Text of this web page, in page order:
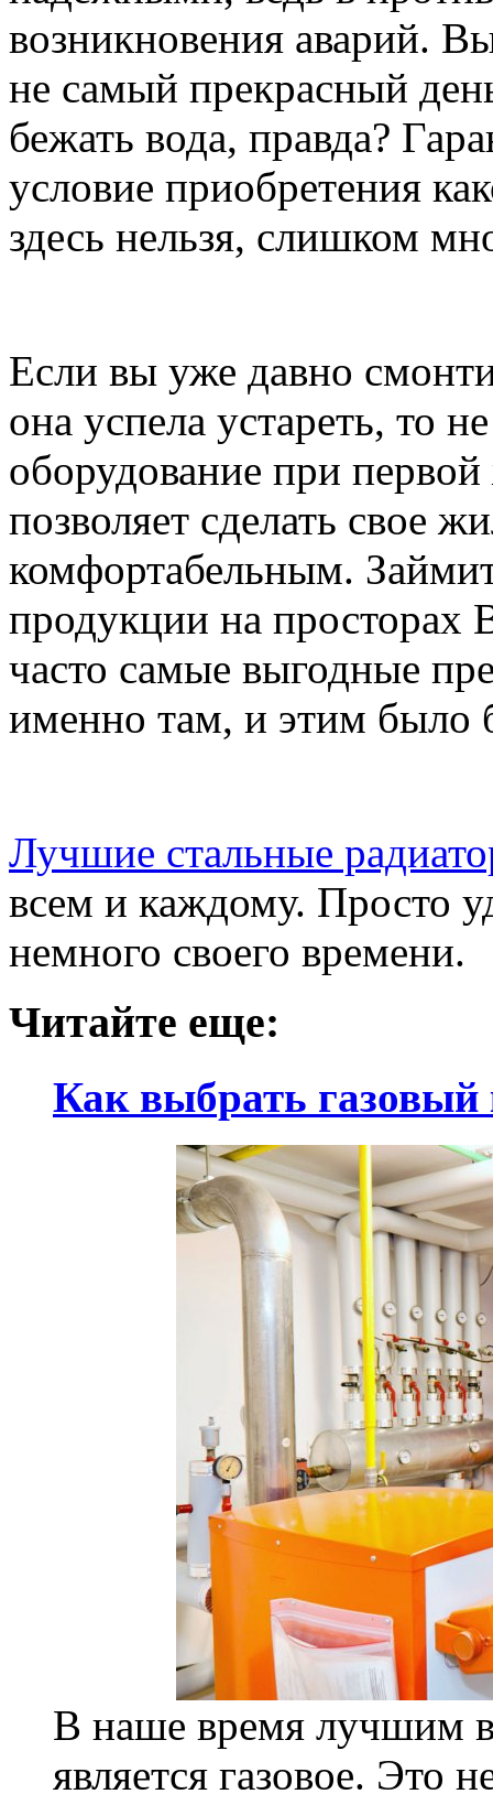
возникновения аварий.
не самый прекрасный
бежать вода, правда?
условие приобретения
здесь нельзя, слишком
Если вы уже давно
она успела устареть, то
оборудование при
позволяет сделать свое
комфортабельным.
продукции на просторах
часто самые выгодные
именно там, и этим было
Лучшие стальные
всем и каждому. Просто
немного своего времени.
Читайте еще:
Как выбрать газовый
В наше время лучшим
является газовое. Это